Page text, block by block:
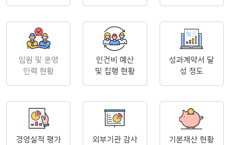
임원 및 운영
인력 현황
인건비 예산
및 집행 현황
성과계약서 달
성 정도
경영실적 평가
외부기관 감사
기본재산 현황